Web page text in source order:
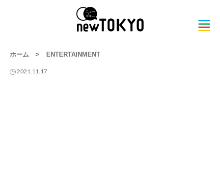
ホーム > ENTERTAINMENT
2021.11.17